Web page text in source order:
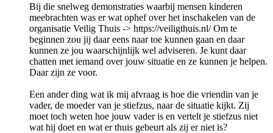
Bij die snelweg demonstraties waarbij mensen kinderen
meebrachten was er wat ophef over het inschakelen van de
organisatie Veilig Thuis -> https://veiligthuis.nl/ Om te
beginnen zou jij daar eens naar toe kunnen gaan en daar
kunnen ze jou waarschijnlijk wel adviseren. Je kunt daar
chatten met iemand over jouw situatie en ze kunnen je helpen.
Daar zijn ze voor.
Een ander ding wat ik mij afvraag is hoe die vriendin van je
vader, de moeder van je stiefzus, naar de situatie kijkt. Zij
moet toch weten hoe jouw vader is en vertelt je stiefzus niet
wat hij doet en wat er thuis gebeurt als zij er niet is?